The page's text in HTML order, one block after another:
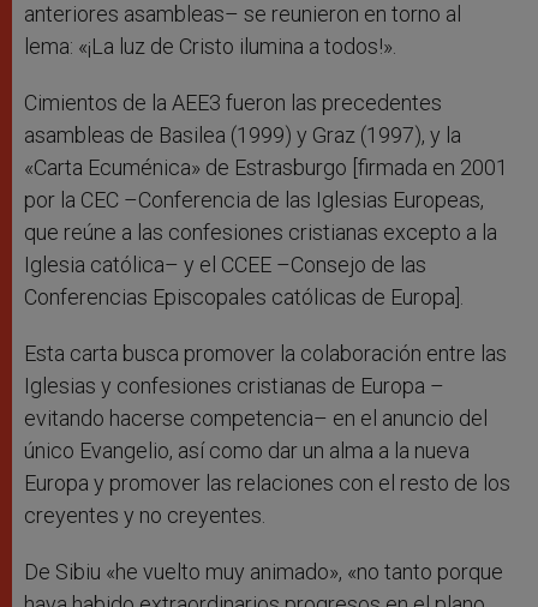
anteriores asambleas– se reunieron en torno al
lema: «¡La luz de Cristo ilumina a todos!».
Cimientos de la AEE3 fueron las precedentes
asambleas de Basilea (1999) y Graz (1997), y la
«Carta Ecuménica» de Estrasburgo [firmada en 2001
por la CEC –Conferencia de las Iglesias Europeas,
que reúne a las confesiones cristianas excepto a la
Iglesia católica– y el CCEE –Consejo de las
Conferencias Episcopales católicas de Europa].
Esta carta busca promover la colaboración entre las
Iglesias y confesiones cristianas de Europa –
evitando hacerse competencia– en el anuncio del
único Evangelio, así como dar un alma a la nueva
Europa y promover las relaciones con el resto de los
creyentes y no creyentes.
De Sibiu «he vuelto muy animado», «no tanto porque